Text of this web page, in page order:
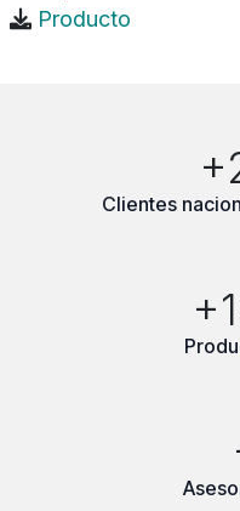
Producto
Clientes